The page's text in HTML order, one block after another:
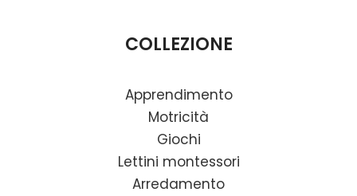
COLLEZIONE
Apprendimento
Motricità
Giochi
Lettini montessori
Arredamento